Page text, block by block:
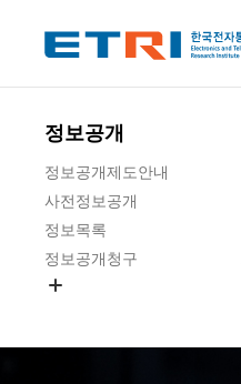
정보공개
정보공개제도안내
사전정보공개
정보목록
정보공개청구